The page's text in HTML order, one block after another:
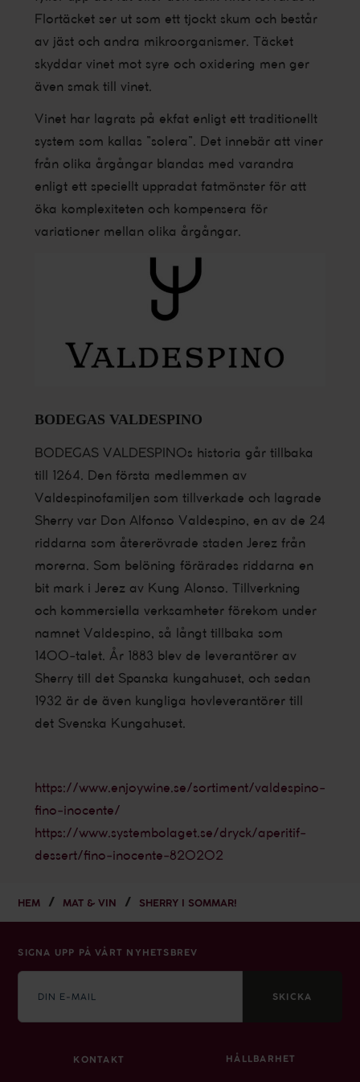
Flortäcket ser ut som ett tjockt skum och består
av jäst och andra mikroorganismer. Täcket
skyddar vinet mot syre och oxidering men ger
även smak till vinet.
Vinet har lagrats på ekfat enligt ett traditionellt
system som kallas ”solera”. Det innebär att viner
från olika årgångar blandas med varandra
enligt ett speciellt uppradat fatmönster för att
öka komplexiteten och kompensera för
variationer mellan olika årgångar.
BODEGAS VALDESPINO
BODEGAS VALDESPINOs historia går tillbaka
till 1264. Den första medlemmen av
Valdespinofamiljen som tillverkade och lagrade
Sherry var Don Alfonso Valdespino, en av de 24
riddarna som återerövrade staden Jerez från
morerna. Som belöning förärades riddarna en
bit mark i Jerez av Kung Alonso. Tillverkning
och kommersiella verksamheter förekom under
namnet Valdespino, så långt tillbaka som
1400-talet. År 1883 blev de leverantörer av
Sherry till det Spanska kungahuset, och sedan
1932 är de även kungliga hovleverantörer till
det Svenska Kungahuset.
https://www.enjoywine.se/sortiment/valdespino-
fino-inocente/
https://www.systembolaget.se/dryck/aperitif-
dessert/fino-inocente-820202
HEM MAT & VIN SHERRY I SOMMAR!
SIGNA UPP PÅ VÅRT NYHETSBREV
mail SKICKA
KONTAKT HÅLLBARHET